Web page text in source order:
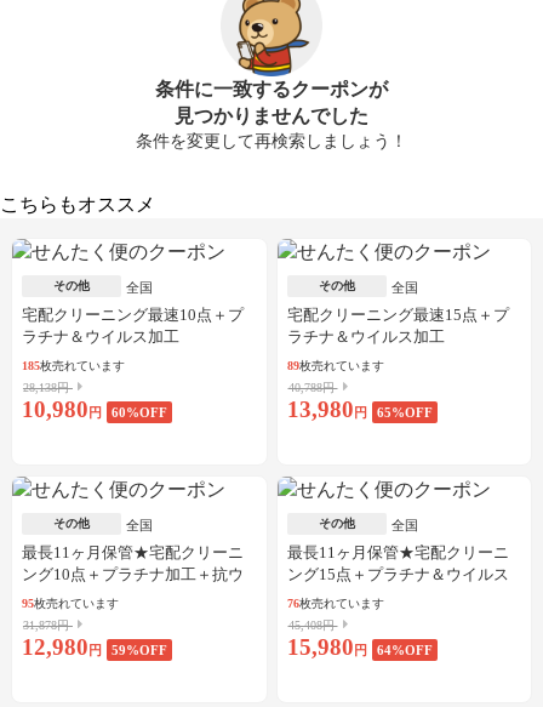
条件に一致するクーポンが
見つかりませんでした
条件を変更して再検索しましょう！
こちらもオススメ
その他 全国
宅配クリーニング最速10点＋プ
ラチナ＆ウイルス加工
185枚売れています
28,138円
10,980 円 60%OFF
その他 全国
宅配クリーニング最速15点＋プ
ラチナ＆ウイルス加工
89枚売れています
40,788円
13,980 円 65%OFF
その他 全国
最長11ヶ月保管★宅配クリーニ
ング10点＋プラチナ加工＋抗ウ
イルス加工
95枚売れています
31,878円
12,980 円 59%OFF
その他 全国
最長11ヶ月保管★宅配クリーニ
ング15点＋プラチナ＆ウイルス
加工
76枚売れています
45,408円
15,980 円 64%OFF